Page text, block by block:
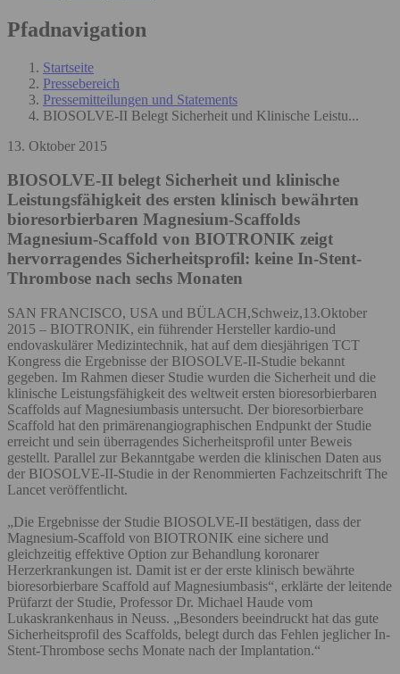
Pfadnavigation
Startseite
Pressebereich
Pressemitteilungen und Statements
BIOSOLVE-II Belegt Sicherheit und Klinische Leistu...
13. Oktober 2015
BIOSOLVE-II belegt Sicherheit und klinische
Leistungsfähigkeit des ersten klinisch bewährten
bioresorbierbaren Magnesium-Scaffolds
Magnesium-Scaffold von BIOTRONIK zeigt
hervorragendes Sicherheitsprofil: keine In-Stent-
Thrombose nach sechs Monaten
SAN FRANCISCO, USA und BÜLACH,Schweiz,13.Oktober
2015 – BIOTRONIK, ein führender Hersteller kardio-und
endovaskulärer Medizintechnik, hat auf dem diesjährigen TCT
Kongress die Ergebnisse der BIOSOLVE-II-Studie bekannt
gegeben. Im Rahmen dieser Studie wurden die Sicherheit und die
klinische Leistungsfähigkeit des weltweit ersten bioresorbierbaren
Scaffolds auf Magnesiumbasis untersucht. Der bioresorbierbare
Scaffold hat den primärenangiographischen Endpunkt der Studie
erreicht und sein überragendes Sicherheitsprofil unter Beweis
gestellt. Parallel zur Bekanntgabe werden die klinischen Daten aus
der BIOSOLVE-II-Studie in der Renommierten Fachzeitschrift The
Lancet veröffentlicht.
„Die Ergebnisse der Studie BIOSOLVE-II bestätigen, dass der
Magnesium-Scaffold von BIOTRONIK eine sichere und
gleichzeitig effektive Option zur Behandlung koronarer
Herzerkrankungen ist. Damit ist er der erste klinisch bewährte
bioresorbierbare Scaffold auf Magnesiumbasis“, erklärte der leitende
Prüfarzt der Studie, Professor Dr. Michael Haude vom
Lukaskrankenhaus in Neuss. „Besonders beeindruckt hat das gute
Sicherheitsprofil des Scaffolds, belegt durch das Fehlen jeglicher In-
Stent-Thrombose sechs Monate nach der Implantation.“